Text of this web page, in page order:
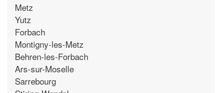
Metz
Yutz
Forbach
Montigny-les-Metz
Behren-les-Forbach
Ars-sur-Moselle
Sarrebourg